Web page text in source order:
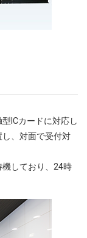
ICカードに対応し
、対面で受付対
機しており、24時